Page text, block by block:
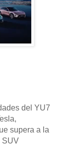
del YU7
supera a la
SUV